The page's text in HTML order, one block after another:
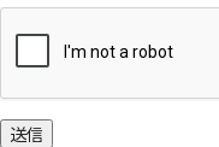
送信